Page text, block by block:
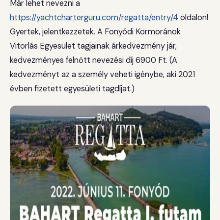
Már lehet nevezni a
https://yachtcharterguru.com/regatta/entry/4 oldalon!
Gyertek, jelentkezzetek. A Fonyódi Kormoránok
Vitorlás Egyesület tagjainak árkedvezmény jár,
kedvezményes felnőtt nevezési díj 6900 Ft. (A
kedvezményt az a személy veheti igénybe, aki 2021
évben fizetett egyesületi tagdíjat.)